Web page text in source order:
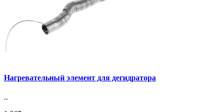
Нагревательный элемент для дегидратора
..